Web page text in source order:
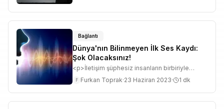
Bağlantı
Dünya'nın Bilinmeyen İlk Ses Kaydı:
Şok Olacaksınız!
<p>İletişim şüphesiz insanların birbiriyle
etkileşime girdiği sosyal bir bilimdir. Peki
sizce Tarih'teki ilk iletişim kim tarafından ve
ne amaçla kurulmuştur. Meraklıları bu videoyu
izlemeye davet ediyoruz. İşte tarihteki ilk
F Furkan Toprak·23 Haziran 2023· 1 dk